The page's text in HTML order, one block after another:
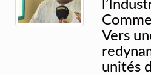
Vers
unités